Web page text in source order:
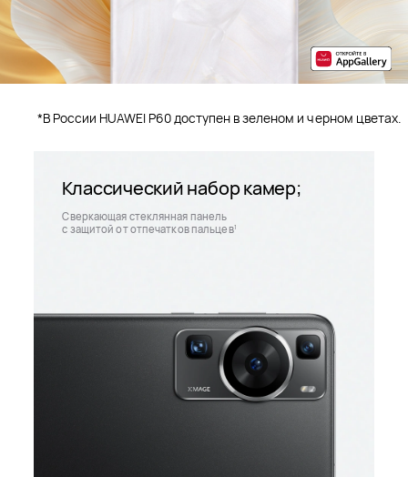
*В России HUAWEI P60 доступен в зеленом и черном цветах.
Классический набор камер;
Сверкающая стеклянная панель
с защитой от отпечатков пальцев1